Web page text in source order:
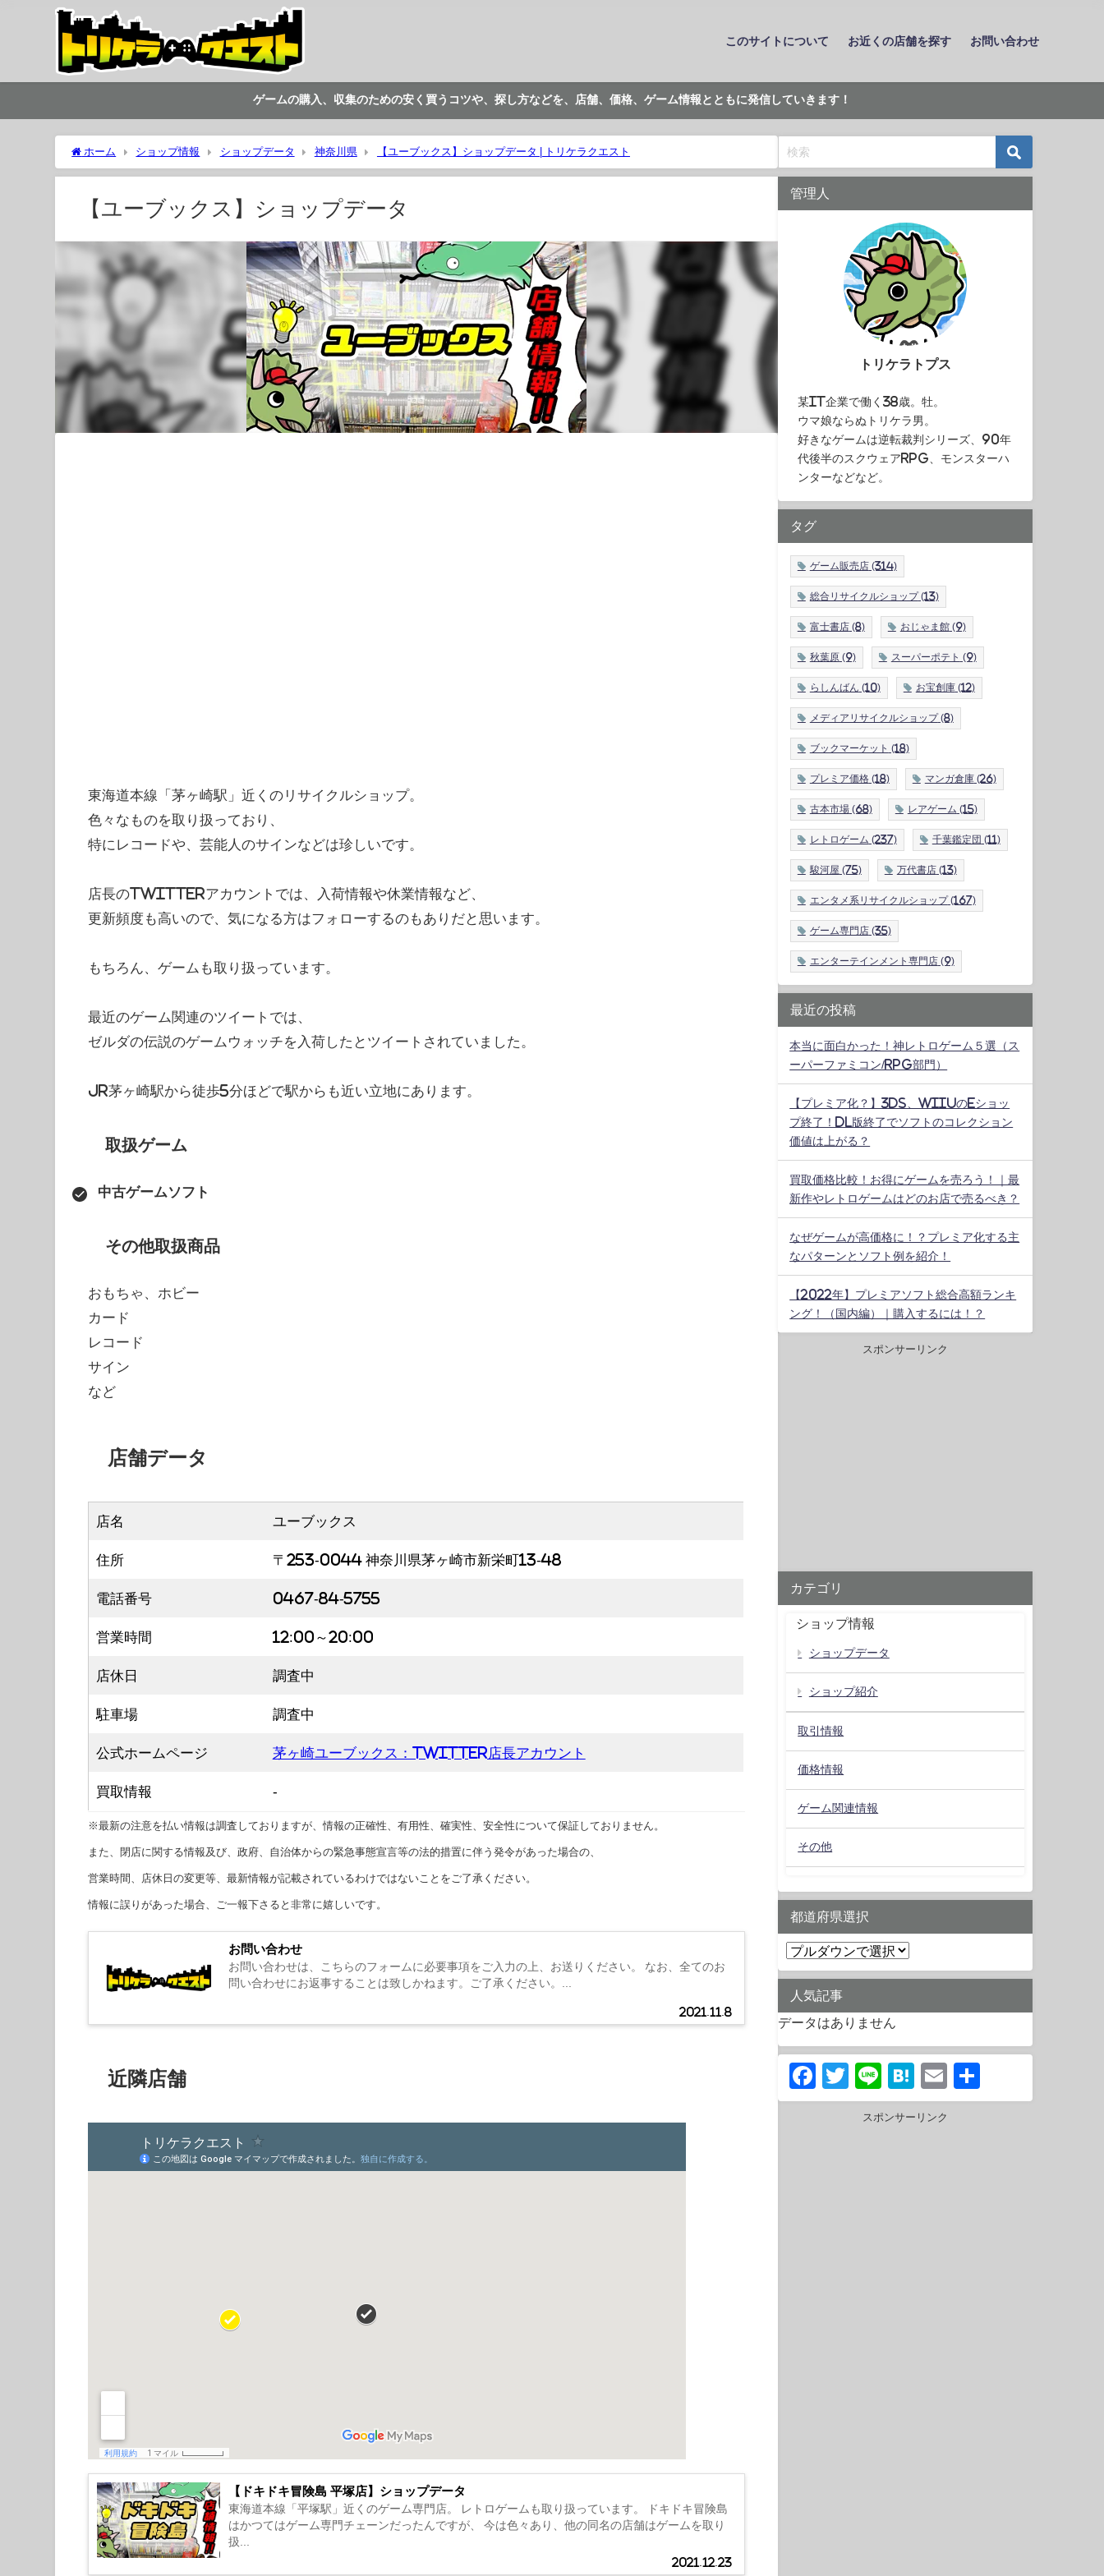
このサイトについて お近くの店舗を探す お問い合わせ
ゲームの購入、収集のための安く買うコツや、探し方などを、店舗、価格、ゲーム情報とともに発信していきます！
ホーム ショップ情報 ショップデータ 神奈川県 【ユーブックス】ショップデータ | トリケラクエスト
【ユーブックス】ショップデータ
東海道本線「茅ヶ崎駅」近くのリサイクルショップ。
色々なものを取り扱っており、
特にレコードや、芸能人のサインなどは珍しいです。
店長のTwitterアカウントでは、入荷情報や休業情報など、
更新頻度も高いので、気になる方はフォローするのもありだと思います。
もちろん、ゲームも取り扱っています。
最近のゲーム関連のツイートでは、
ゼルダの伝説のゲームウォッチを入荷したとツイートされていました。
JR茅ヶ崎駅から徒歩5分ほどで駅からも近い立地にあります。
取扱ゲーム
中古ゲームソフト
その他取扱商品
おもちゃ、ホビー
カード
レコード
サイン
など
店舗データ
店名 ユーブックス
住所 〒253-0044 神奈川県茅ヶ崎市新栄町13-48
電話番号 0467-84-5755
営業時間 12:00～20:00
店休日 調査中
駐車場 調査中
公式ホームページ 茅ヶ崎ユーブックス：Twitter店長アカウント
買取情報 -
※最新の注意を払い情報は調査しておりますが、情報の正確性、有用性、確実性、安全性について保証しておりません。
また、閉店に関する情報及び、政府、自治体からの緊急事態宣言等の法的措置に伴う発令があった場合の、
営業時間、店休日の変更等、最新情報が記載されているわけではないことをご了承ください。
情報に誤りがあった場合、ご一報下さると非常に嬉しいです。
お問い合わせ
2021.11.8
お問い合わせは、こちらのフォームに必要事項をご入力の上、お送りください。 なお、全てのお
問い合わせにお返事することは致しかねます。ご了承ください。...
近隣店舗
【ドキドキ冒険島 平塚店】ショップデータ
2021.12.23
東海道本線「平塚駅」近くのゲーム専門店。 レトロゲームも取り扱っています。 ドキドキ冒険島
はかつてはゲーム専門チェーンだったんですが、 今は色々あり、他の同名の店舗はゲームを取り
扱...
管理人
トリケラトプス
某IT企業で働く38歳。牡。
ウマ娘ならぬトリケラ男。
好きなゲームは逆転裁判シリーズ、90年
代後半のスクウェアRPG、モンスターハ
ンターなどなど。
タグ
ゲーム販売店 (314)
総合リサイクルショップ(13)
富士書店 (8) おじゃま館(9)
秋葉原 (9) スーパーポテト (9)
らしんばん (10) お宝創庫 (12)
メディアリサイクルショップ(8)
ブックマーケット (18)
プレミア価格(18) マンガ倉庫 (26)
古本市場(68) レアゲーム (15)
レトロゲーム (237) 千葉鑑定団 (11)
駿河屋 (75) 万代書店 (13)
エンタメ系リサイクルショップ(167)
ゲーム専門店 (35)
エンターテインメント専門店 (9)
最近の投稿
本当に面白かった！神レトロゲーム５選（ス
ーパーファミコン/RPG部門）
【プレミア化？】3DS、WiiUのeショッ
プ終了！DL版終了でソフトのコレクション
価値は上がる？
買取価格比較！お得にゲームを売ろう！｜最
新作やレトロゲームはどのお店で売るべき？
なぜゲームが高価格に！？プレミア化する主
なパターンとソフト例を紹介！
【2022年】プレミアソフト総合高額ランキ
ング！（国内編）｜購入するには！？
スポンサーリンク
カテゴリ
ショップ情報
ショップデータ
ショップ紹介
取引情報
価格情報
ゲーム関連情報
その他
都道府県選択
人気記事
データはありません
Facebook
Twitter
LineHatena
Email
有
スポンサーリンク